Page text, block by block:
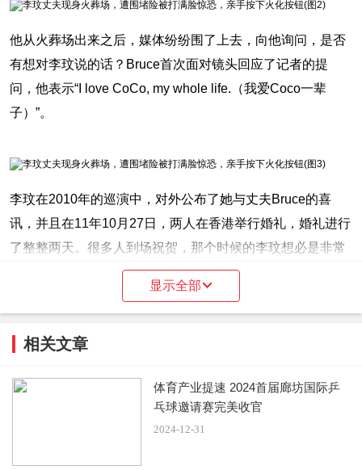
他从火葬场出来之后，媒体纷纷围了上去，向他询问，是否
有想对李玟说的话？Bruce首次面对镜头回应了记者的提
问，他表示“I love CoCo, my whole life.（我爱Coco一辈
子）”。
李玟在2010年的巡演中，对外公布了她与丈夫Bruce的喜
讯，并且在11年10月27日，两人在香港举行婚礼，婚礼进行
了整整两天。很多人到场祝贺，那个时候的李玟想必是非常
岁，并且有两个女儿。婚后的李玟，一直对两个继女视如己
出，但是这段婚姻，在Bruce的多次出轨中，变的岌岌可
显示全部
相关文章
体育产业提速 2024首届廊坊国际乒
乓球邀请赛完美收官
2024-12-31